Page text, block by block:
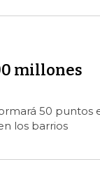
millones
50 puntos
los barrios